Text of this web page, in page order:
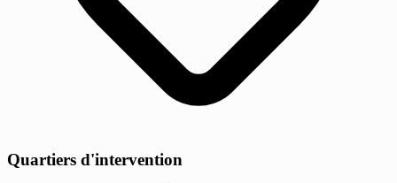
Quartiers d'intervention